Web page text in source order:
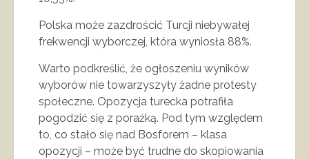
Polska może zazdrościć Turcji niebywałej
frekwencji wyborczej, która wyniosła 88%.
Warto podkreślić, że ogłoszeniu wyników
wyborów nie towarzyszyły żadne protesty
społeczne. Opozycja turecka potrafiła
pogodzić się z porażką. Pod tym względem
to, co stało się nad Bosforem – klasa
opozycji – może być trudne do skopiowania